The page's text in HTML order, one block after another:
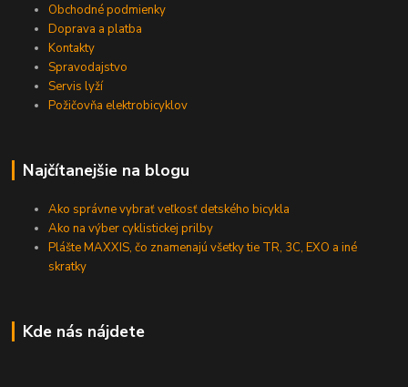
Obchodné podmienky
Doprava a platba
Kontakty
Spravodajstvo
Servis lyží
Požičovňa elektrobicyklov
Najčítanejšie na blogu
Ako správne vybrať veľkosť detského bicykla
Ako na výber cyklistickej prilby
Plášte MAXXIS, čo znamenajú všetky tie TR, 3C, EXO a iné
skratky
Kde nás nájdete